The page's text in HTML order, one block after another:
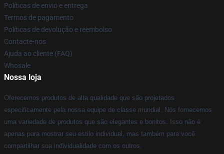
Políticas de envio e entrega
Termos de pagamento
Políticas de devolução e reembolso
Contacte-nos
Ajuda ao cliente (FAQ)
Whosale
Nossa loja
Oferecemos produtos de alta qualidade que são projetados
especificamente pela nossa equipe de classe mundial. Nós fornecemos
uma variedade de produtos que são elegantes e bonitos. Isso não é
apenas para mostrar seu estilo individual, mas também para você
compartilhar sua individualidade com os outros.